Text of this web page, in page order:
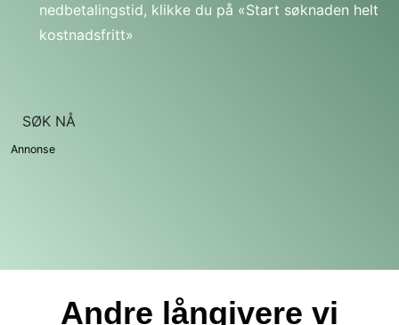
nedbetalingstid, klikke du på «Start søknaden helt
kostnadsfritt»
SØK NÅ
Annonse
Andre långivere vi